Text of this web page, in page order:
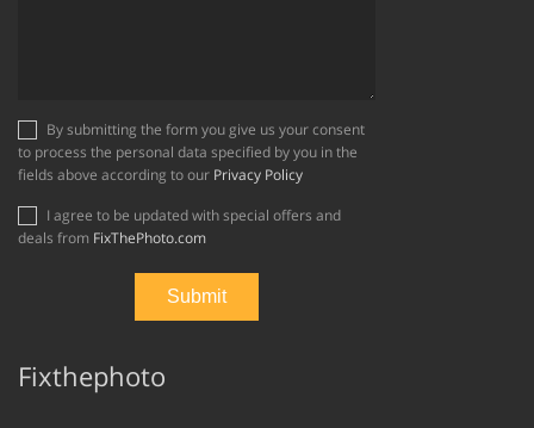
to process the personal data specified by you in the
fields above according to our Privacy Policy
deals from FixThePhoto.com
Fixthephoto